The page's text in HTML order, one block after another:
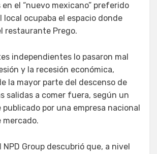
el “nuevo mexicano” preferido
local ocupaba el espacio donde
restaurante Prego.
independientes lo pasaron mal
y la recesión económica,
la mayor parte del descenso de
salidas a comer fuera, según un
por una empresa nacional
mercado.
NPD Group descubrió que, a nivel